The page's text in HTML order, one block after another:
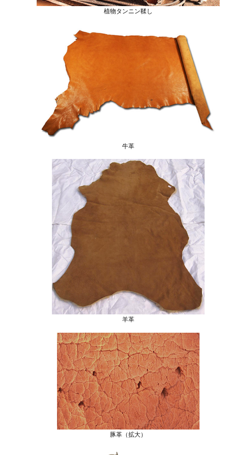
植物タンニン鞣し
牛革
羊革
豚革（拡大）